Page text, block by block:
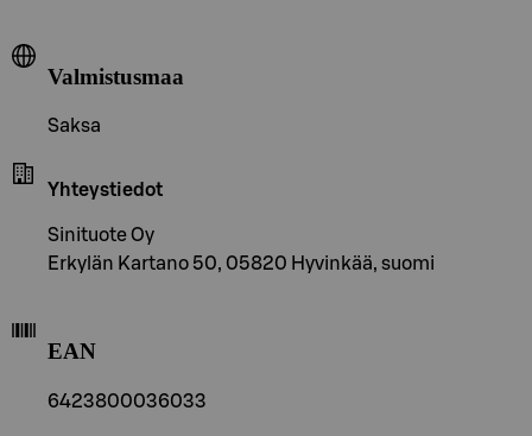
Valmistusmaa
Saksa
Yhteystiedot
Sinituote Oy
Erkylän Kartano 50, 05820 Hyvinkää, suomi
EAN
6423800036033